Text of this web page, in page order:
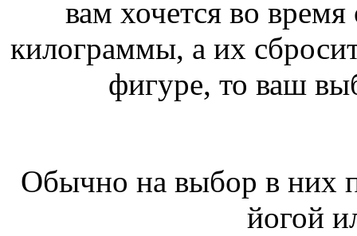
вам хочется во
килограммы, а их
фигуре, то ваш
Обычно на выбор в них
йогой